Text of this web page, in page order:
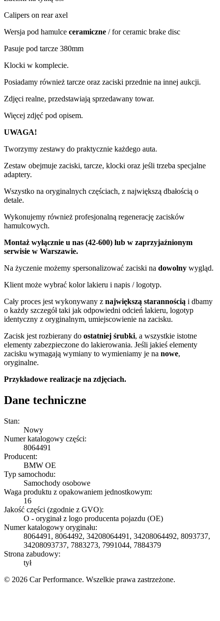
Calipers on rear axel
Wersja pod hamulce ceramiczne / for ceramic brake disc
Pasuje pod tarcze 380mm
Klocki w komplecie.
Posiadamy również tarcze oraz zaciski przednie na innej aukcji.
Zdjęci realne, przedstawiają sprzedawany towar.
Więcej zdjęć pod opisem.
UWAGA!
Tworzymy zestawy do praktycznie każdego auta.
Zestaw obejmuje zaciski, tarcze, klocki oraz jeśli trzeba specjalne
adaptery.
Wszystko na oryginalnych częściach, z największą dbałością o
detale.
Wykonujemy również profesjonalną regenerację zacisków
hamulcowych.
Montaż wyłącznie u nas (42-600) lub w zaprzyjaźnionym
serwisie w Warszawie.
Na życzenie możemy spersonalizować zaciski na dowolny wygląd.
Klient może wybrać kolor lakieru i napis / logotyp.
Cały proces jest wykonywany z największą starannością i dbamy
o każdy szczegół taki jak odpowiedni odcień lakieru, logotyp
identyczny z oryginalnym, umiejscowienie na zacisku.
Zacisk jest rozbierany do ostatniej śrubki, a wszystkie istotne
elementy zabezpieczone do lakierowania. Jeśli jakieś elementy
zacisku wymagają wymiany to wymieniamy je na nowe,
oryginalne.
Przykładowe realizacje na zdjęciach.
Dane techniczne
Stan:
Nowy
Numer katalogowy części:
8064491
Producent:
BMW OE
Typ samochodu:
Samochody osobowe
Waga produktu z opakowaniem jednostkowym:
16
Jakość części (zgodnie z GVO):
O - oryginał z logo producenta pojazdu (OE)
Numer katalogowy oryginału:
8064491, 8064492, 34208064491, 34208064492, 8093737,
34208093737, 7883273, 7991044, 7884379
Strona zabudowy:
tył
© 2026 Car Performance. Wszelkie prawa zastrzeżone.